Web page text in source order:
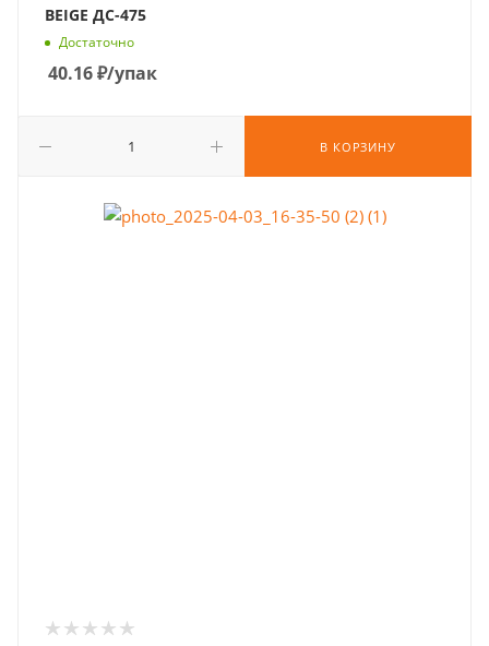
BEIGE ДС-475
Достаточно
40.16₽/упак
В КОРЗИНУ